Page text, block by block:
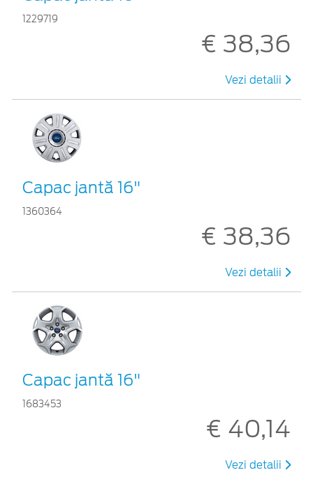
1229719
€ 38,36
Vezi detalii
Capac jantă 16"
1360364
€ 38,36
Vezi detalii
Capac jantă 16"
1683453
€ 40,14
Vezi detalii